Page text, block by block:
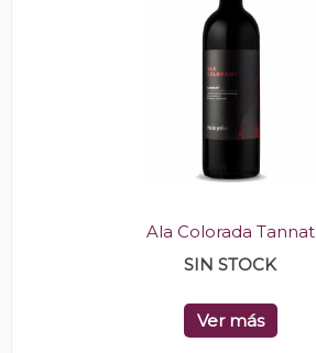
Ala Colorada Tannat
SIN STOCK
Ver más